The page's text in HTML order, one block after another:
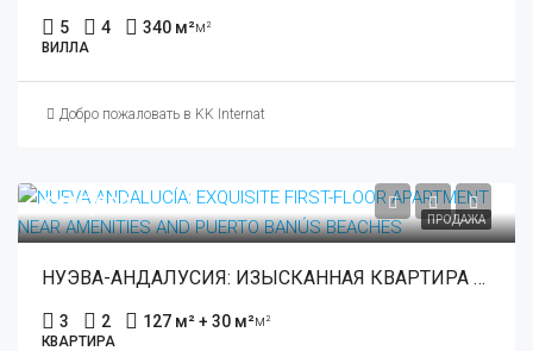
5 4 340 м²м²
ВИЛЛА
Добро пожаловать в KK International Estate
ПРОДАЖА
€485,000
НУЭВА-АНДАЛУСИЯ: ИЗЫСКАННАЯ КВАРТИРА НА ПЕРВОМ ЭТАЖЕ РЯДОМ С УДОБСТВАМИ И ПЛЯЖАМИ ПУЭРТО-БАНУС
3 2 127 м² + 30 м²м²
КВАРТИРА